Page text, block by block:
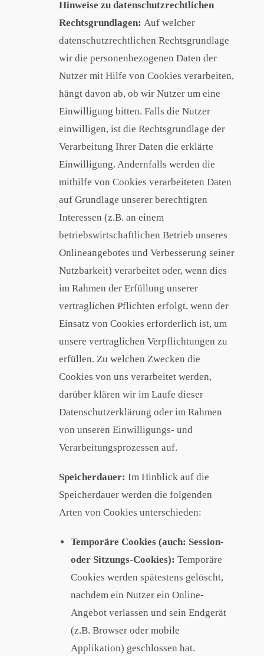
Hinweise zu datenschutzrechtlichen
Rechtsgrundlagen: Auf welcher
datenschutzrechtlichen Rechtsgrundlage
wir die personenbezogenen Daten der
Nutzer mit Hilfe von Cookies verarbeiten,
hängt davon ab, ob wir Nutzer um eine
Einwilligung bitten. Falls die Nutzer
einwilligen, ist die Rechtsgrundlage der
Verarbeitung Ihrer Daten die erklärte
Einwilligung. Andernfalls werden die
mithilfe von Cookies verarbeiteten Daten
auf Grundlage unserer berechtigten
Interessen (z.B. an einem
betriebswirtschaftlichen Betrieb unseres
Onlineangebotes und Verbesserung seiner
Nutzbarkeit) verarbeitet oder, wenn dies
im Rahmen der Erfüllung unserer
vertraglichen Pflichten erfolgt, wenn der
Einsatz von Cookies erforderlich ist, um
unsere vertraglichen Verpflichtungen zu
erfüllen. Zu welchen Zwecken die
Cookies von uns verarbeitet werden,
darüber klären wir im Laufe dieser
Datenschutzerklärung oder im Rahmen
von unseren Einwilligungs- und
Verarbeitungsprozessen auf.
Speicherdauer: Im Hinblick auf die
Speicherdauer werden die folgenden
Arten von Cookies unterschieden:
Temporäre Cookies (auch: Session-
oder Sitzungs-Cookies): Temporäre
Cookies werden spätestens gelöscht,
nachdem ein Nutzer ein Online-
Angebot verlassen und sein Endgerät
(z.B. Browser oder mobile
Applikation) geschlossen hat.